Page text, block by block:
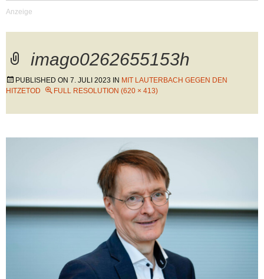
imago0262655153h
PUBLISHED ON 7. JULI 2023 IN MIT LAUTERBACH GEGEN DEN
HITZETOD
FULL RESOLUTION (620 × 413)